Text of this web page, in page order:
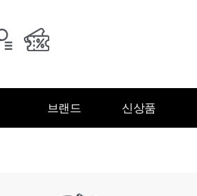
브랜드 신상품